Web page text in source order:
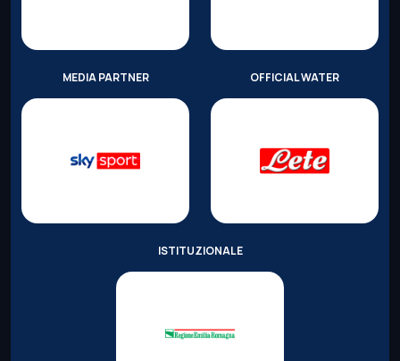
MEDIA PARTNER OFFICIAL WATER
ISTITUZIONALE